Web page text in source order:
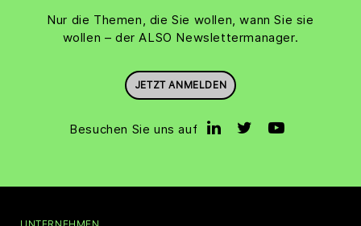
Nur die Themen, die Sie wollen, wann Sie sie
wollen – der ALSO Newslettermanager.
JETZT ANMELDEN
Besuchen Sie uns auf